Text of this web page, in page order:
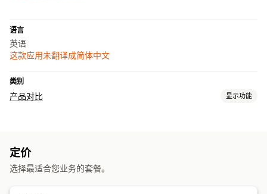
语言
英语
这款应用未翻译成简体中文
类别
产品对比 显示功能
显示和隐藏
定价
选择最适合您业务的套餐。